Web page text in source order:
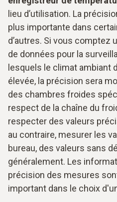
lieu d’utilisation. La
plus importante dans
d’autres. Si vous comptez
de données pour la
lesquels le climat ambiant
élevée, la précision sera
des chambres froides
respect de la chaîne du
respecter des valeurs
au contraire, mesurer les
bureau, des valeurs sans
généralement. Les
précision des mesures
important dans le choix